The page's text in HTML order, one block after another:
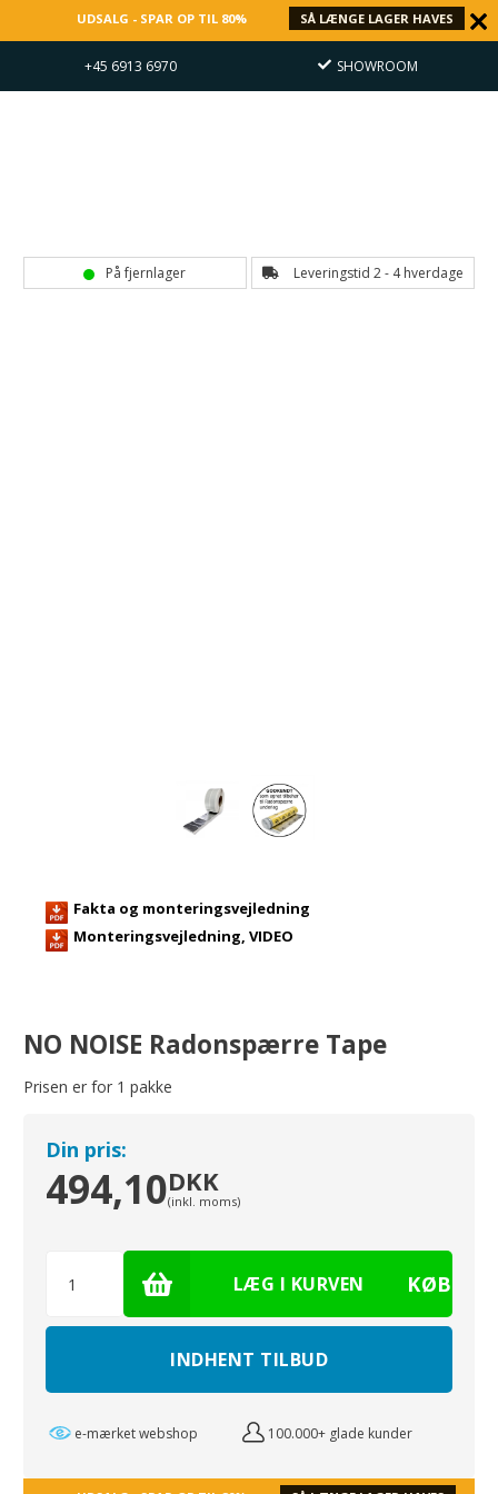
UDSALG - SPAR OP TIL 80% SÅ LÆNGE LAGER HAVES
+45 6913 6970 SHOWROOM
Leveringstid 2 - 4 hverdage
På fjernlager
Fakta og monteringsvejledning
Monteringsvejledning, VIDEO
NO NOISE Radonspærre Tape
Prisen er for 1pakke
Din pris:
494,10DKK
(inkl. moms)
INDHENT TILBUD
e-mærket webshop 100.000+ glade kunder